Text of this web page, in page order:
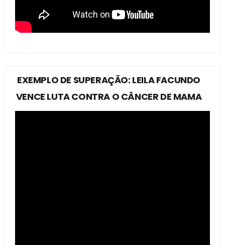
EXEMPLO DE SUPERAÇÃO: LEILA FACUNDO
VENCE LUTA CONTRA O CÂNCER DE MAMA